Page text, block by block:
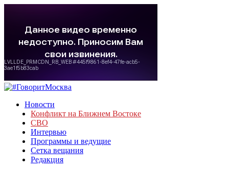
Новости
Конфликт на Ближнем Востоке
СВО
Интервью
Программы и ведущие
Сетка вещания
Редакция